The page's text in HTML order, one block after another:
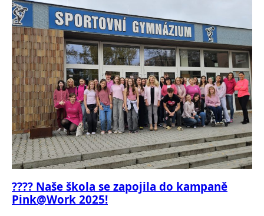
???? Naše škola se zapojila do kampaně
Pink@Work 2025!